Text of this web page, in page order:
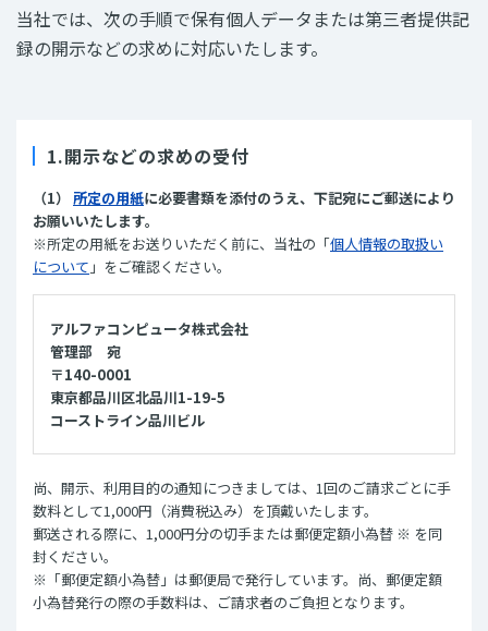
当社では、次の手順で保有個人データまたは第三者提供記
録の開示などの求めに対応いたします。
1.開示などの求めの受付
（1） 所定の用紙に必要書類を添付のうえ、下記宛にご郵送により
お願いいたします。
※所定の用紙をお送りいただく前に、当社の「個人情報の取扱い
について 」をご確認ください。
アルファコンピュータ株式会社
管理部 宛
〒140-0001
東京都品川区北品川1-19-5
コーストライン品川ビル
尚、開示、利用目的の通知につきましては、1回のご請求ごとに手
数料として1,000円（消費税込み）を頂戴いたします。
郵送される際に、1,000円分の切手または郵便定額小為替 ※ を同
封ください。
※「郵便定額小為替」は郵便局で発行しています。尚、郵便定額
小為替発行の際の手数料は、ご請求者のご負担となります。